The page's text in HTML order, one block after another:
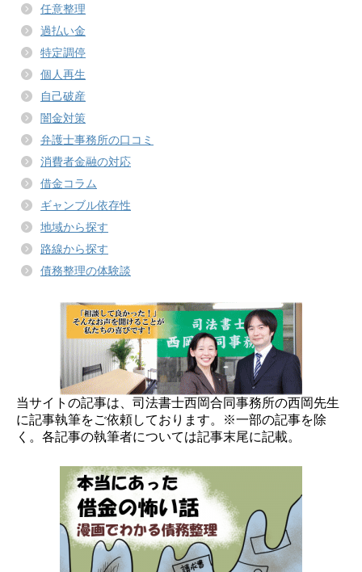
任意整理
過払い金
特定調停
個人再生
自己破産
闇金対策
弁護士事務所の口コミ
消費者金融の対応
借金コラム
ギャンブル依存性
地域から探す
路線から探す
債務整理の体験談
当サイトの記事は、司法書士西岡合同事務所の西岡先生
に記事執筆をご依頼しております。※一部の記事を除
く。各記事の執筆者については記事末尾に記載。